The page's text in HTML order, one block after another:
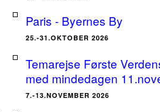
Paris - Byernes By
25.-31.OKTOBER 2026
Temarejse Første
med mindedagen
7.-13.NOVEMBER 2026